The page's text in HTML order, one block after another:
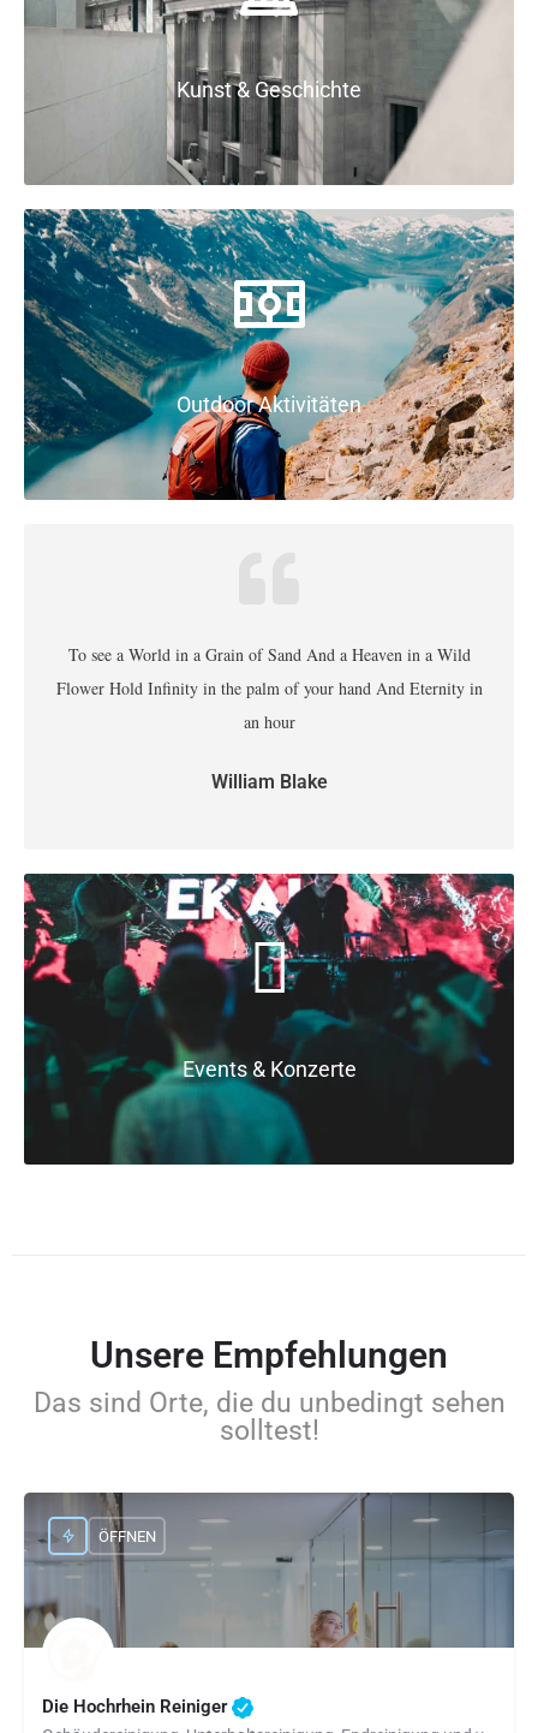
Kunst & Geschichte
Outdoor Aktivitäten
To see a World in a Grain of Sand And a Heaven in a Wild
Flower Hold Infinity in the palm of your hand And Eternity in
an hour
William Blake
Events & Konzerte
Unsere Empfehlungen
Das sind Orte, die du unbedingt sehen
solltest!
Die Hochrhein Reiniger
ÖFFNEN